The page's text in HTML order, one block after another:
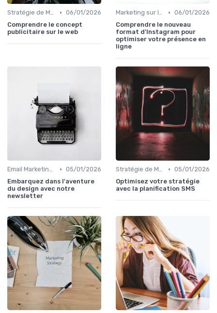
Stratégie de Marketing Digital • 06/01/2026
Comprendre le concept
publicitaire sur le web
Marketing sur les Réseaux Sociaux • 06/01/2026
Comprendre le nouveau
format d'Instagram pour
optimiser votre présence en
ligne
Email Marketing et Automation • 05/01/2026
Embarquez dans l'aventure
du design avec notre
newsletter
Stratégie de Marketing Digital • 05/01/2026
Optimisez votre stratégie
avec la planification SMS